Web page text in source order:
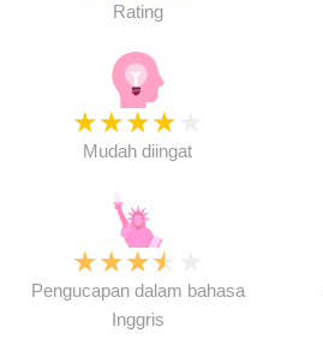
Rating
★★★★
Mudah diingat
★★★★
Pengucapan dalam bahasa
Inggris